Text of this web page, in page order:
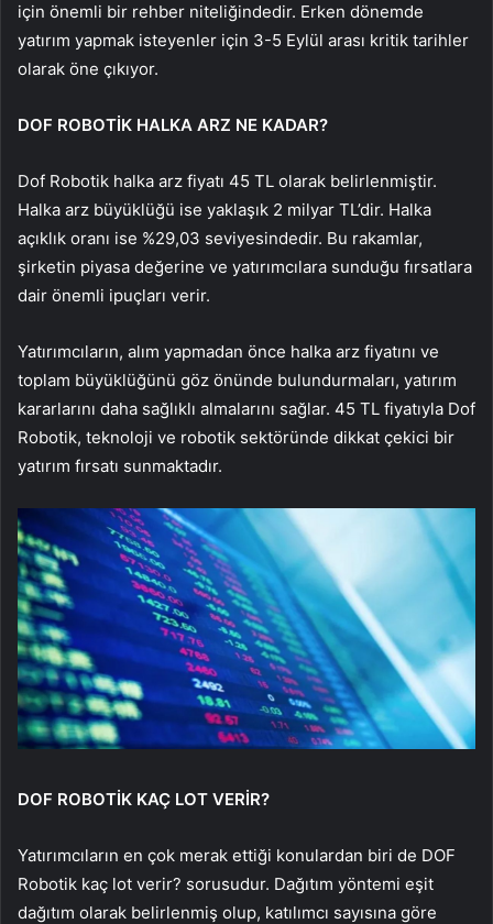
için önemli bir rehber niteliğindedir. Erken dönemde
yatırım yapmak isteyenler için 3-5 Eylül arası kritik tarihler
olarak öne çıkıyor.
DOF ROBOTİK HALKA ARZ NE KADAR?
Dof Robotik halka arz fiyatı 45 TL olarak belirlenmiştir.
Halka arz büyüklüğü ise yaklaşık 2 milyar TL’dir. Halka
açıklık oranı ise %29,03 seviyesindedir. Bu rakamlar,
şirketin piyasa değerine ve yatırımcılara sunduğu fırsatlara
dair önemli ipuçları verir.
Yatırımcıların, alım yapmadan önce halka arz fiyatını ve
toplam büyüklüğünü göz önünde bulundurmaları, yatırım
kararlarını daha sağlıklı almalarını sağlar. 45 TL fiyatıyla Dof
Robotik, teknoloji ve robotik sektöründe dikkat çekici bir
yatırım fırsatı sunmaktadır.
DOF ROBOTİK KAÇ LOT VERİR?
Yatırımcıların en çok merak ettiği konulardan biri de DOF
Robotik kaç lot verir? sorusudur. Dağıtım yöntemi eşit
dağıtım olarak belirlenmiş olup, katılımcı sayısına göre